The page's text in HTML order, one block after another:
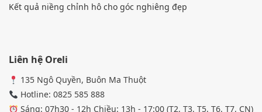
Kết quả niềng chỉnh hô cho góc nghiêng đẹp
Liên hệ Oreli
135 Ngô Quyền, Buôn Ma Thuột
Hotline: 0825 585 888
Sáng: 07h30 - 12h Chiều: 13h - 17:00 (T2, T3, T5, T6, T7, CN)